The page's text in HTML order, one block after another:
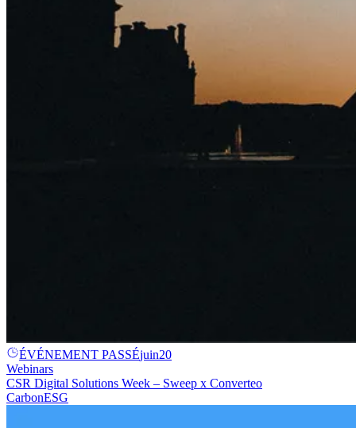
ÉVÉNEMENT PASSÉjuin20
Webinars
CSR Digital Solutions Week – Sweep x Converteo
CarbonESG